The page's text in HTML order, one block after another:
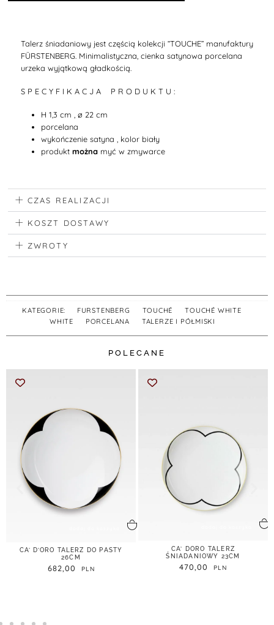
Talerz śniadaniowy jest częścią kolekcji “TOUCHE” manufaktury
FÜRSTENBERG. Minimalistyczna, cienka satynowa porcelana
urzeka wyjątkową gładkością.
S P E C Y F I K A C J A P R O D U K T U :
H 1,3 cm , ø 22 cm
porcelana
wykończenie satyna , kolor biały
produkt można myć w zmywarce
CZAS REALIZACJI
KOSZT DOSTAWY
ZWROTY
KATEGORIE: FURSTENBERG TOUCHÉ ,TOUCHÉ WHITE
WHITE
PORCELANA TALERZE I PÓŁMISKI
POLECANE
CA’ D’ORO TALERZ DO PASTY
26CM
682,00
CA’ DORO TALERZ
ŚNIADANIOWY 23CM
470,00